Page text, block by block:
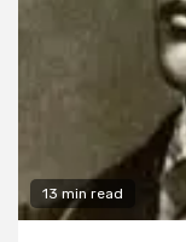
13 min read